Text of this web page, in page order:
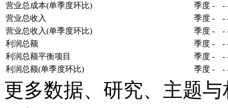
营业总成本(单季度环比)
季度 - -
营业总收入
季度 - -
营业总收入(单季度环比)
季度 - -
利润总额
季度 - -
利润总额平衡项目
季度 - -
利润总额(单季度环比)
季度 - -
更多数据、研究、主题